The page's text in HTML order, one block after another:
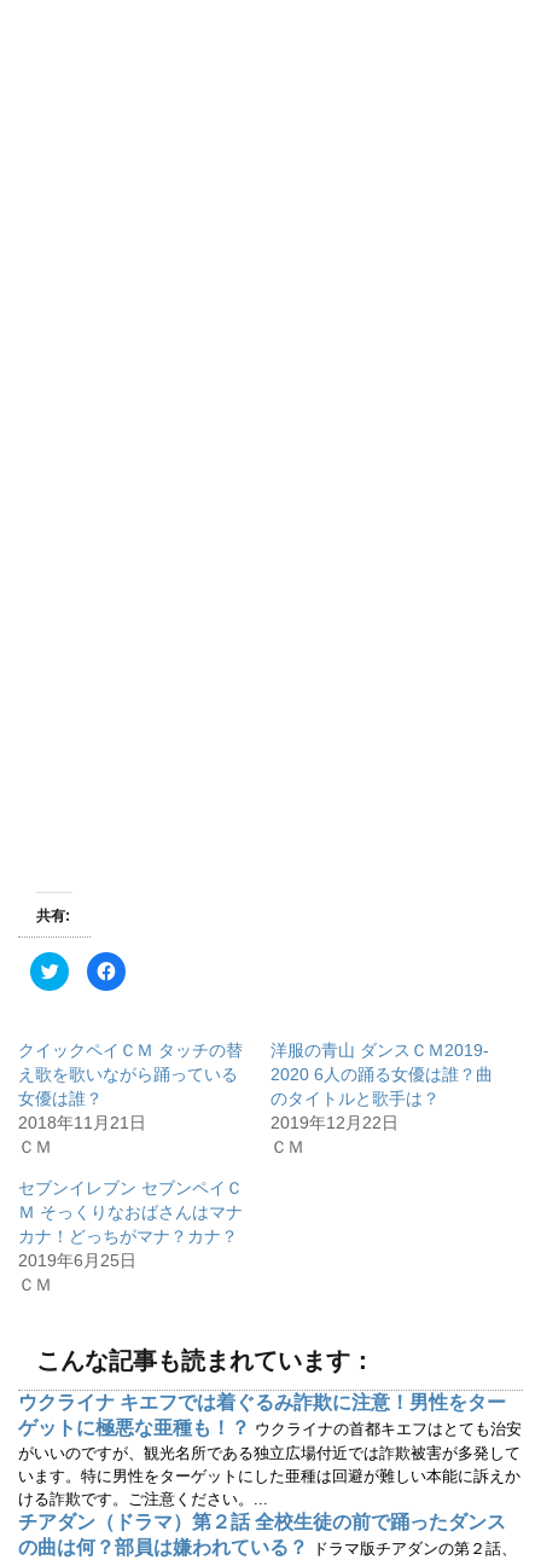
共有:
ク
リ
T
w
i
t
t
e
有
新
し
い
ウ
ィ
き
ま
す
)
F
a
o
k
で
有
す
ク
リ
ッ
ク
し
て
く
し
い
ウ
ィ
ン
ド
ウ
で
開
ま
す
)
クイックペイＣＭ タッチの替
え歌を歌いながら踊っている
女優は誰？
2018年11月21日
ＣＭ
洋服の青山 ダンスＣＭ2019-
2020 6人の踊る女優は誰？曲
のタイトルと歌手は？
2019年12月22日
ＣＭ
セブンイレブン セブンペイＣ
Ｍ そっくりなおばさんはマナ
カナ！どっちがマナ？カナ？
2019年6月25日
ＣＭ
こんな記事も読まれています：
ウクライナ キエフでは着ぐるみ詐欺に注意！男性をター
ゲットに極悪な亜種も！？ ウクライナの首都キエフはとても治安
がいいのですが、観光名所である独立広場付近では詐欺被害が多発して
います。特に男性をターゲットにした亜種は回避が難しい本能に訴えか
ける詐欺です。ご注意ください。...
チアダン（ドラマ）第２話 全校生徒の前で踊ったダンス
の曲は何？部員は嫌われている？
ドラマ版チアダンの第２話、